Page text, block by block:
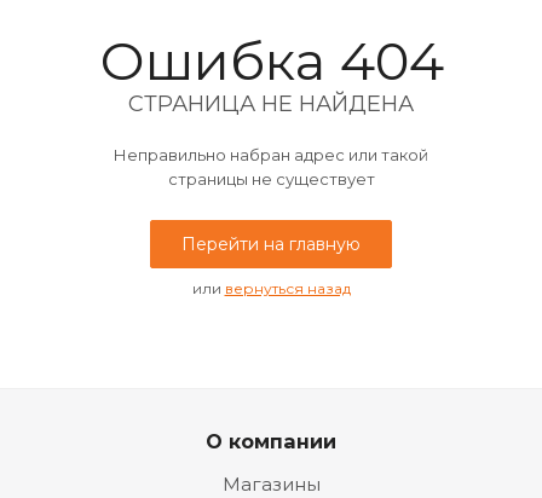
Ошибка 404
СТРАНИЦА НЕ НАЙДЕНА
Неправильно набран адрес или такой
страницы не существует
Перейти на главную
или вернуться назад
О компании
Магазины